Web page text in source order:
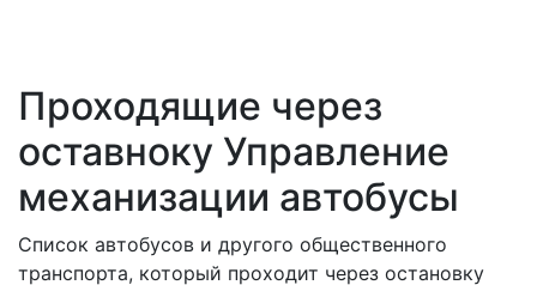
Проходящие через
оставноку Управление
механизации автобусы
Список автобусов и другого общественного
транспорта, который проходит через остановку